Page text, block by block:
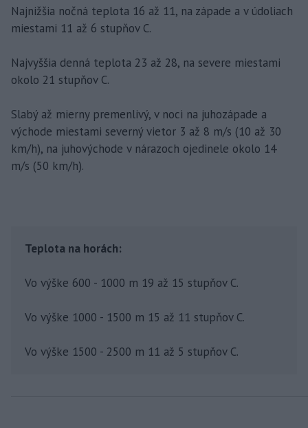
Najnižšia nočná teplota 16 až 11, na západe a v údoliach
miestami 11 až 6 stupňov C.
Najvyššia denná teplota 23 až 28, na severe miestami
okolo 21 stupňov C.
Slabý až mierny premenlivý, v noci na juhozápade a
východe miestami severný vietor 3 až 8 m/s (10 až 30
km/h), na juhovýchode v nárazoch ojedinele okolo 14
m/s (50 km/h).
Teplota na horách:
Vo výške 600 - 1000 m 19 až 15 stupňov C.
Vo výške 1000 - 1500 m 15 až 11 stupňov C.
Vo výške 1500 - 2500 m 11 až 5 stupňov C.